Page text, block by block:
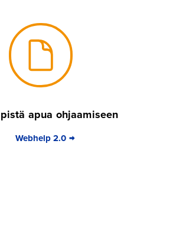
apua ohjaamiseen
Webhelp 2.0